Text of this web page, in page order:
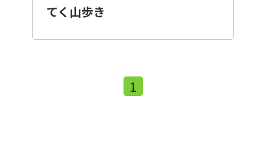
てく山歩き
1